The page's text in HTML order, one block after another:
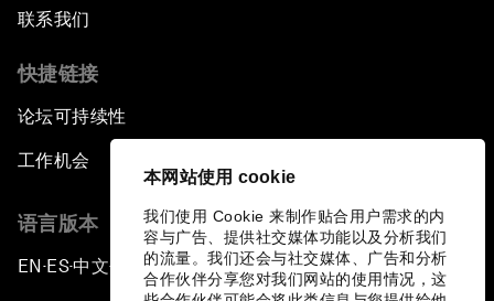
本网站使用 cookie
我们使用 Cookie 来制作贴合用户需求的内
容与广告、提供社交媒体功能以及分析我们
的流量。我们还会与社交媒体、广告和分析
合作伙伴分享您对我们网站的使用情况，这
联系我们
快捷链接
论坛可持续性
工作机会
语言版本
EN ▪ES▪中文▪ 日本語